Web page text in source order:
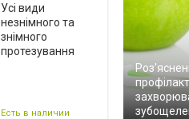
Усі види
незнімного та
знімного
протезування
Есть в наличии